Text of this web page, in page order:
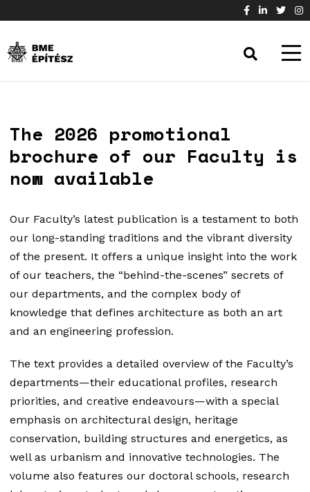
The 2026 promotional
brochure of our Faculty is
now available
Our Faculty’s latest publication is a testament to both
our long-standing traditions and the vibrant diversity
of the present. It offers a unique insight into the work
of our teachers, the “behind-the-scenes” secrets of
our departments, and the complex body of
knowledge that defines architecture as both an art
and an engineering profession.
The text provides a detailed overview of the Faculty’s
departments—their educational profiles, research
priorities, and creative endeavours—with a special
emphasis on architectural design, heritage
conservation, building structures and energetics, as
well as urbanism and innovative technologies. The
volume also features our doctoral schools, research